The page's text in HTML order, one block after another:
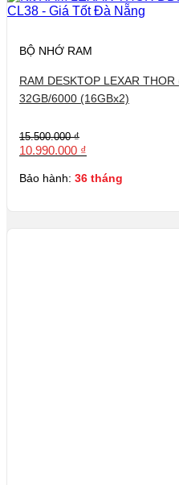
BỘ NHỚ RAM
RAM DESKTOP LEXAR
32GB/6000 (16GBx2)
15.500.000₫
Giá
gốc
15.500.000 ₫.
10.990.000 ₫
Giá
hiện
là:
Bảo hành: 36 tháng